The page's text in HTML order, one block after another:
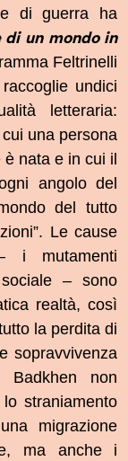
di guerra ha
di un mondo in
Feltrinelli
raccoglie undici
letteraria:
una persona
nata e in cui il
angolo del
del tutto
Le cause
i mutamenti
– sono
realtà, così
la perdita di
sopravvivenza
Badkhen non
straniamento
migrazione
ma anche i